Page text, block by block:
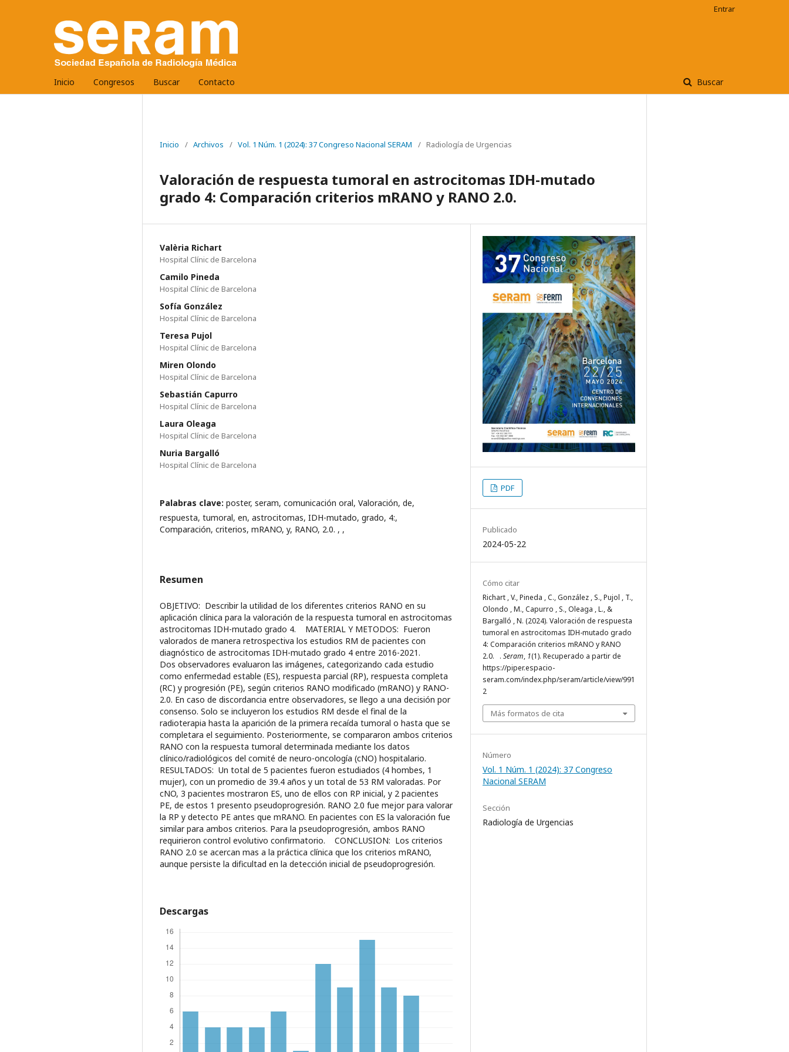
Inicio Congresos Buscar Contacto Buscar
Entrar
Inicio / Archivos / Vol. 1 Núm. 1 (2024): 37 Congreso Nacional SERAM / Radiología de Urgencias
Valoración de respuesta tumoral en astrocitomas IDH-mutado
grado 4: Comparación criterios mRANO y RANO 2.0.
Valèria Richart
Hospital Clínic de Barcelona
Camilo Pineda
Hospital Clínic de Barcelona
Sofía González
Hospital Clínic de Barcelona
Teresa Pujol
Hospital Clínic de Barcelona
Miren Olondo
Hospital Clínic de Barcelona
Sebastián Capurro
Hospital Clínic de Barcelona
Laura Oleaga
Hospital Clínic de Barcelona
Nuria Bargalló
Hospital Clínic de Barcelona
Palabras clave: poster, seram, comunicación oral, Valoración, de,
respuesta, tumoral, en, astrocitomas, IDH-mutado, grado, 4:,
Comparación, criterios, mRANO, y, RANO, 2.0. , ,
Resumen
OBJETIVO: Describir la utilidad de los diferentes criterios RANO en su
aplicación clínica para la valoración de la respuesta tumoral en astrocitomas
astrocitomas IDH-mutado grado 4. MATERIAL Y METODOS: Fueron
valorados de manera retrospectiva los estudios RM de pacientes con
diagnóstico de astrocitomas IDH-mutado grado 4 entre 2016-2021.
Dos observadores evaluaron las imágenes, categorizando cada estudio
como enfermedad estable (ES), respuesta parcial (RP), respuesta completa
(RC) y progresión (PE), según criterios RANO modificado (mRANO) y RANO-
2.0. En caso de discordancia entre observadores, se llego a una decisión por
consenso. Solo se incluyeron los estudios RM desde el final de la
radioterapia hasta la aparición de la primera recaída tumoral o hasta que se
completara el seguimiento. Posteriormente, se compararon ambos criterios
RANO con la respuesta tumoral determinada mediante los datos
clínico/radiológicos del comité de neuro-oncología (cNO) hospitalario.
RESULTADOS: Un total de 5 pacientes fueron estudiados (4 hombes, 1
mujer), con un promedio de 39.4 años y un total de 53 RM valoradas. Por
cNO, 3 pacientes mostraron ES, uno de ellos con RP inicial, y 2 pacientes
PE, de estos 1 presento pseudoprogresión. RANO 2.0 fue mejor para valorar
la RP y detecto PE antes que mRANO. En pacientes con ES la valoración fue
similar para ambos criterios. Para la pseudoprogresión, ambos RANO
requirieron control evolutivo confirmatorio. CONCLUSION: Los criterios
RANO 2.0 se acercan mas a la práctica clínica que los criterios mRANO,
aunque persiste la dificultad en la detección inicial de pseudoprogresión.
Descargas
PDF
Publicado
2024-05-22
Cómo citar
Richart , V., Pineda , C., González , S., Pujol , T.,
Olondo , M., Capurro , S., Oleaga , L., &
Bargalló , N. (2024). Valoración de respuesta
tumoral en astrocitomas IDH-mutado grado
4: Comparación criterios mRANO y RANO
2.0. . Seram, 1(1). Recuperado a partir de
https://piper.espacio-
seram.com/index.php/seram/article/view/991
2
Más formatos de cita
Número
Vol. 1 Núm. 1 (2024): 37 Congreso
Nacional SERAM
Sección
Radiología de Urgencias